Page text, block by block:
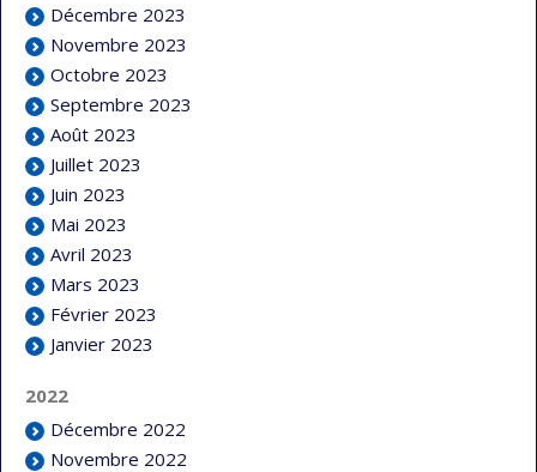
Décembre 2023
Novembre 2023
Octobre 2023
Septembre 2023
Août 2023
Juillet 2023
Juin 2023
Mai 2023
Avril 2023
Mars 2023
Février 2023
Janvier 2023
2022
Décembre 2022
Novembre 2022